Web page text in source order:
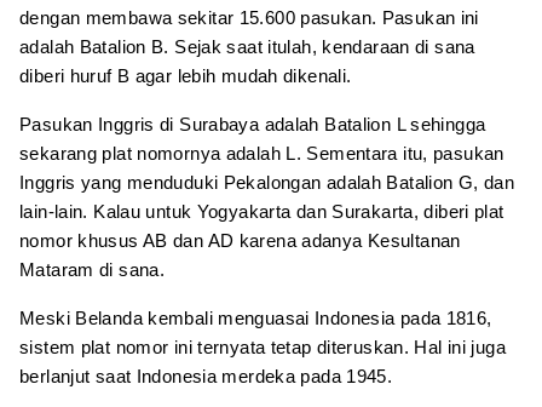
dengan membawa sekitar 15.600 pasukan. Pasukan ini
adalah Batalion B. Sejak saat itulah, kendaraan di sana
diberi huruf B agar lebih mudah dikenali.
Pasukan Inggris di Surabaya adalah Batalion L sehingga
sekarang plat nomornya adalah L. Sementara itu, pasukan
Inggris yang menduduki Pekalongan adalah Batalion G, dan
lain-lain. Kalau untuk Yogyakarta dan Surakarta, diberi plat
nomor khusus AB dan AD karena adanya Kesultanan
Mataram di sana.
Meski Belanda kembali menguasai Indonesia pada 1816,
sistem plat nomor ini ternyata tetap diteruskan. Hal ini juga
berlanjut saat Indonesia merdeka pada 1945.